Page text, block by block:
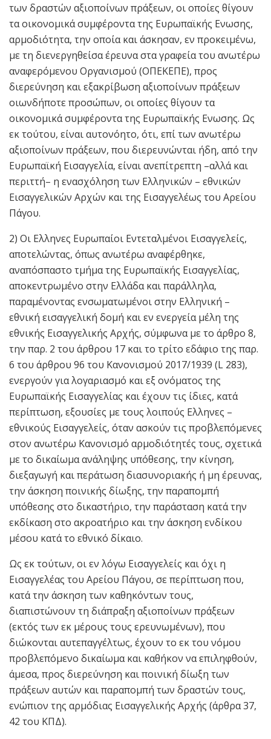
των δραστών αξιοποίνων πράξεων, οι οποίες θίγουν
τα οικονομικά συμφέροντα της Ευρωπαϊκής Ενωσης,
αρμοδιότητα, την οποία και άσκησαν, εν προκειμένω,
με τη διενεργηθείσα έρευνα στα γραφεία του ανωτέρω
αναφερόμενου Οργανισμού (ΟΠΕΚΕΠΕ), προς
διερεύνηση και εξακρίβωση αξιοποίνων πράξεων
οιωνδήποτε προσώπων, οι οποίες θίγουν τα
οικονομικά συμφέροντα της Ευρωπαϊκής Ενωσης. Ως
εκ τούτου, είναι αυτονόητο, ότι, επί των ανωτέρω
αξιοποίνων πράξεων, που διερευνώνται ήδη, από την
Ευρωπαϊκή Εισαγγελία, είναι ανεπίτρεπτη –αλλά και
περιττή– η ενασχόληση των Ελληνικών – εθνικών
Εισαγγελικών Αρχών και της Εισαγγελέως του Αρείου
Πάγου.
2) Οι Ελληνες Ευρωπαίοι Εντεταλμένοι Εισαγγελείς,
αποτελώντας, όπως ανωτέρω αναφέρθηκε,
αναπόσπαστο τμήμα της Ευρωπαϊκής Εισαγγελίας,
αποκεντρωμένο στην Ελλάδα και παράλληλα,
παραμένοντας ενσωματωμένοι στην Ελληνική –
εθνική εισαγγελική δομή και εν ενεργεία μέλη της
εθνικής Εισαγγελικής Αρχής, σύμφωνα με το άρθρο 8,
την παρ. 2 του άρθρου 17 και το τρίτο εδάφιο της παρ.
6 του άρθρου 96 του Κανονισμού 2017/1939 (L 283),
ενεργούν για λογαριασμό και εξ ονόματος της
Ευρωπαϊκής Εισαγγελίας και έχουν τις ίδιες, κατά
περίπτωση, εξουσίες με τους λοιπούς Ελληνες –
εθνικούς Εισαγγελείς, όταν ασκούν τις προβλεπόμενες
στον ανωτέρω Κανονισμό αρμοδιότητές τους, σχετικά
με το δικαίωμα ανάληψης υπόθεσης, την κίνηση,
διεξαγωγή και περάτωση διασυνοριακής ή μη έρευνας,
την άσκηση ποινικής δίωξης, την παραπομπή
υπόθεσης στο δικαστήριο, την παράσταση κατά την
εκδίκαση στο ακροατήριο και την άσκηση ενδίκου
μέσου κατά το εθνικό δίκαιο.
Ως εκ τούτων, οι εν λόγω Εισαγγελείς και όχι η
Εισαγγελέας του Αρείου Πάγου, σε περίπτωση που,
κατά την άσκηση των καθηκόντων τους,
διαπιστώνουν τη διάπραξη αξιοποίνων πράξεων
(εκτός των εκ μέρους τους ερευνωμένων), που
διώκονται αυτεπαγγέλτως, έχουν το εκ του νόμου
προβλεπόμενο δικαίωμα και καθήκον να επιληφθούν,
άμεσα, προς διερεύνηση και ποινική δίωξη των
πράξεων αυτών και παραπομπή των δραστών τους,
ενώπιον της αρμόδιας Εισαγγελικής Αρχής (άρθρα 37,
42 του ΚΠΔ).